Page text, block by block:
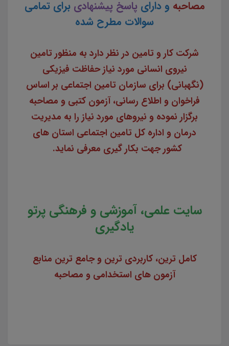
مصاحبه و دارای پاسخ پیشنهادی برای تمامی
سوالات مطرح شده
شرکت کار و تامین در نظر دارد به منظور تامین
نیروی انسانی مورد نیاز حفاظت فیزیکی
(نگهبانی) برای سازمان تامین اجتماعی بر اساس
فراخوان و اطلاع رسانی، آزمون کتبی و مصاحبه
برگزار نموده و نیروهای مورد نیاز را به مدیریت
درمان و اداره کل تامین اجتماعی استان های
کشور جهت بکار گیری معرفی نماید.
سایت علمی، آموزشی و فرهنگی پرتو
یادگیری
کامل ترین، کاربردی ترین و جامع ترین منابع
آزمون های استخدامی و مصاحبه